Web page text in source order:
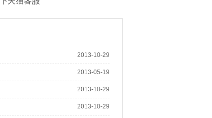
2013-10-29
2013-05-19
2013-10-29
2013-10-29